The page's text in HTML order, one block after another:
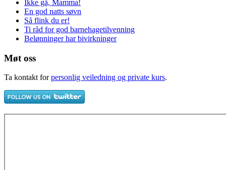
Ikke gå, Mamma!
En god natts søvn
Så flink du er!
Ti råd for god barnehagetilvenning
Belønninger har bivirkninger
Møt oss
Ta kontakt forpersonlig veiledning og private kurs.